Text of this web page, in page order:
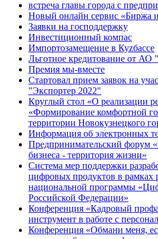
встреча главы города с
Новый онлайн сервис «Биржа
Заявки на господдержку
Инвестиционный компас
Импортозамещение в Куzбассе
Льготное кредитование от
Премия мы-вместе
Стартовал прием заявок на
"Экспортер 2022"
Круглый стол «О реализации
«Формирование комфортной
территории Новокузнецкого
Информация об электронных
Предпринимательский форум
бизнеса - территория жизни»
Система мер поддержки
цифровых продуктов в рамках
национальной программы
Российской Федерации»
Конференция «Кадровый
инструмент в работе с
Конференция «Обмани меня,